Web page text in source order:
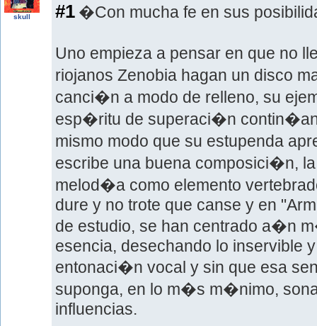
skull #1 �Con mucha fe en sus
Uno empieza a pensar en que no
riojanos Zenobia hagan un disco
canci�n a modo de relleno, su
esp�ritu de superaci�n
mismo modo que su estupenda
escribe una buena composici�n,
melod�a como elemento
dure y no trote que canse y en
de estudio, se han centrado a�n
esencia, desechando lo inservible
entonaci�n vocal y sin que esa
suponga, en lo m�s m�nimo,
influencias.